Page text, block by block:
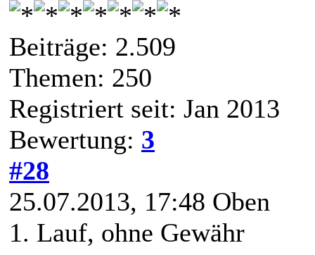
Beiträge: 2.509
Themen: 250
Registriert seit: Jan 2013
Bewertung: 3
#28
25.07.2013, 17:48 Oben
1. Lauf, ohne Gewähr